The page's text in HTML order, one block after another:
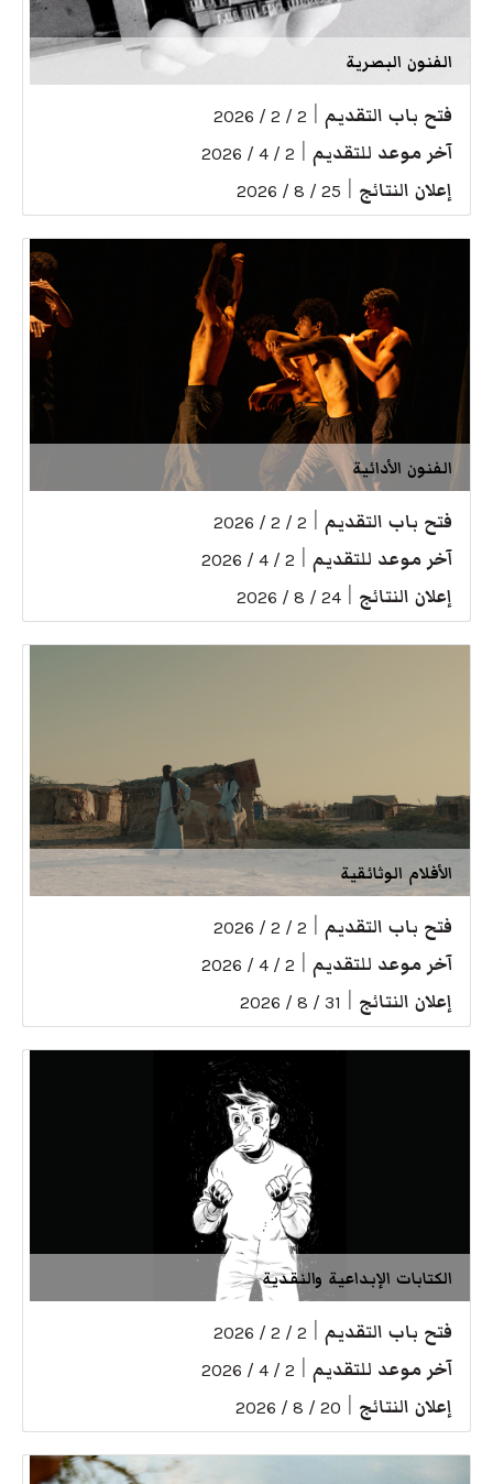
الفنون البصرية
فتح باب التقديم 2 / 2 / 2026
آخر موعد للتقديم 2 / 4 / 2026
إعلان النتائج 25 / 8 / 2026
الفنون الأدائية
فتح باب التقديم 2 / 2 / 2026
آخر موعد للتقديم 2 / 4 / 2026
إعلان النتائج 24 / 8 / 2026
الأفلام الوثائقية
فتح باب التقديم 2 / 2 / 2026
آخر موعد للتقديم 2 / 4 / 2026
إعلان النتائج 31 / 8 / 2026
الكتابات الإبداعية والنقدية
فتح باب التقديم 2 / 2 / 2026
آخر موعد للتقديم 2 / 4 / 2026
إعلان النتائج 20 / 8 / 2026